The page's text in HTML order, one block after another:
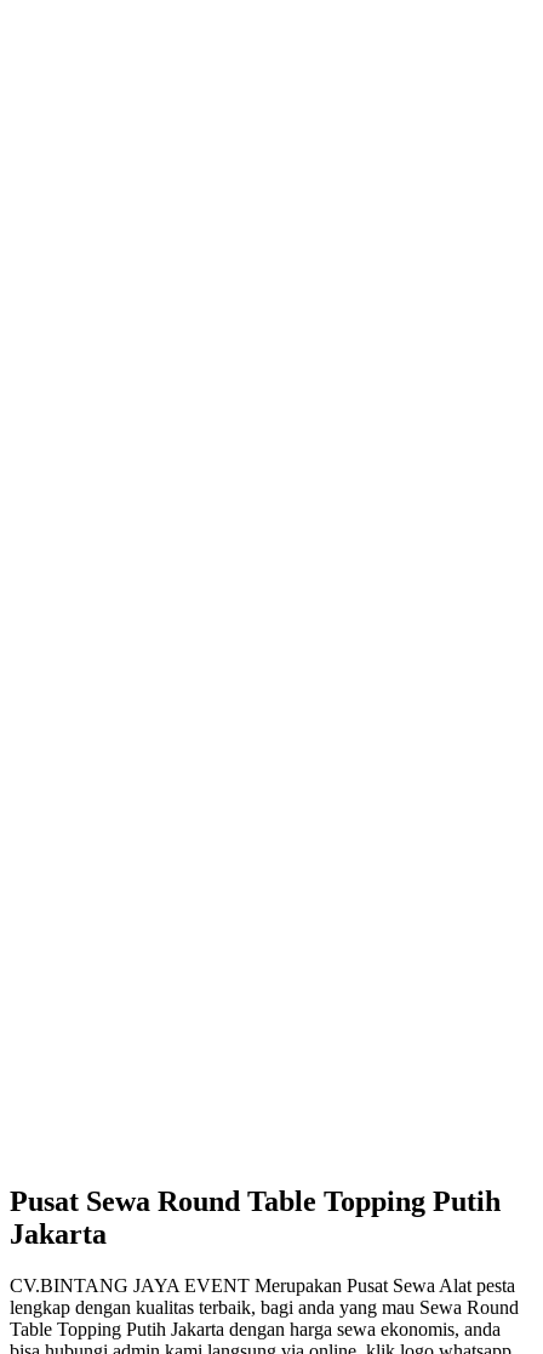
Pusat Sewa Round Table Topping Putih
Jakarta
CV.BINTANG JAYA EVENT Merupakan Pusat Sewa Alat pesta
lengkap dengan kualitas terbaik, bagi anda yang mau Sewa Round
Table Topping Putih Jakarta dengan harga sewa ekonomis, anda